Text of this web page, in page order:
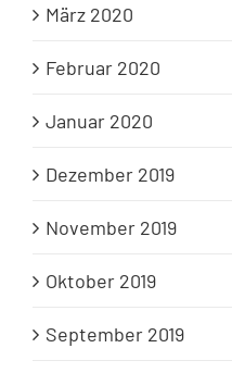
März 2020
Februar 2020
Januar 2020
Dezember 2019
November 2019
Oktober 2019
September 2019